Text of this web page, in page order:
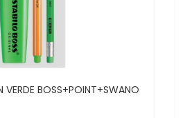
VERDE BOSS+POINT+SWANO